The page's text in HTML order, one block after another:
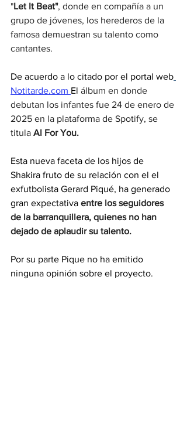
"Let It Beat", donde en compañía a un
grupo de jóvenes, los herederos de la
famosa demuestran su talento como
cantantes.
De acuerdo a lo citado por el portal web
Notitarde.com El álbum en donde
debutan los infantes fue 24 de enero de
2025 en la plataforma de Spotify, se
titula Al For You.
Esta nueva faceta de los hijos de
Shakira fruto de su relación con el el
exfutbolista Gerard Piqué, ha generado
gran expectativa entre los seguidores
de la barranquillera, quienes no han
dejado de aplaudir su talento.
Por su parte Pique no ha emitido
ninguna opinión sobre el proyecto.